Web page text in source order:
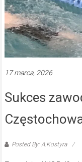
17 marca, 2026
Sukces
Posted By: A.Kostyra